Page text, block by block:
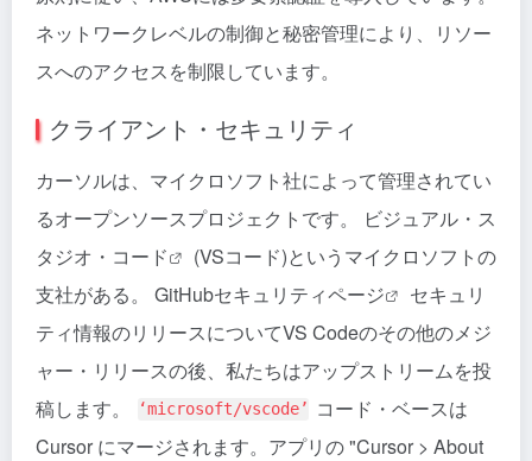
ネットワークレベルの制御と秘密管理により、リソー
スへのアクセスを制限しています。
クライアント・セキュリティ
カーソルは、マイクロソフト社によって管理されてい
るオープンソースプロジェクトです。
ビジュアル・ス
タジオ・コード
(VSコード)というマイクロソフトの
支社がある。 GitHubセキュリティページ
セキュリ
ティ情報のリリースについてVS Codeのその他のメジ
ャー・リリースの後、私たちはアップストリームを投
稿します。
‘microsoft/vscode’
コード・ベースは
Cursor にマージされます。アプリの "Cursor > About